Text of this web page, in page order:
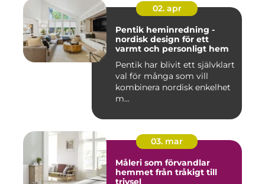
02. apr
Pentik heminredning -
nordisk design för ett
varmt och personligt hem
Pentik har blivit ett självklart
val för många som vill
kombinera nordisk enkelhet
m...
03. mar
Måleri som förvandlar
hemmet från tråkigt till
trivsel